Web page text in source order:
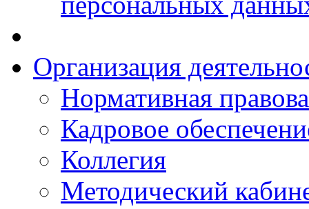
Организация
Нормативная
Кадровое
Коллегия
Методический